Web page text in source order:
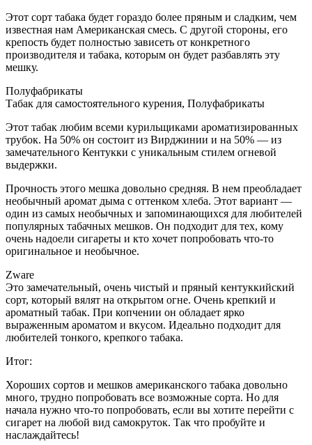
Этот сорт табака будет гораздо более пряным и сладким, чем
известная нам Американская смесь. С другой стороны, его
крепость будет полностью зависеть от конкретного
производителя и табака, которым он будет разбавлять эту
мешку.
Полуфабрикаты
Табак для самостоятельного курения, Полуфабрикаты
Этот табак любим всеми курильщиками ароматизированных
трубок. На 50% он состоит из Вирджинии и на 50% — из
замечательного Кентукки с уникальным стилем огневой
выдержки.
Прочность этого мешка довольно средняя. В нем преобладает
необычный аромат дыма с оттенком хлеба. Этот вариант —
один из самых необычных и запоминающихся для любителей
популярных табачных мешков. Он подходит для тех, кому
очень надоели сигареты и кто хочет попробовать что-то
оригинальное и необычное.
Zware
Это замечательный, очень чистый и пряный кентуккийский
сорт, который вялят на открытом огне. Очень крепкий и
ароматный табак. При копчении он обладает ярко
выраженным ароматом и вкусом. Идеально подходит для
любителей тонкого, крепкого табака.
Итог:
Хороших сортов и мешков американского табака довольно
много, трудно попробовать все возможные сорта. Но для
начала нужно что-то попробовать, если вы хотите перейти с
сигарет на любой вид самокруток. Так что пробуйте и
наслаждайтесь!